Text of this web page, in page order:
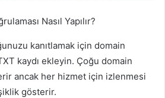
Nasıl Yapılır?
kanıtlamak için domain
kaydı ekleyin. Çoğu domain
ancak her hizmet için izlenmesi
gösterir.